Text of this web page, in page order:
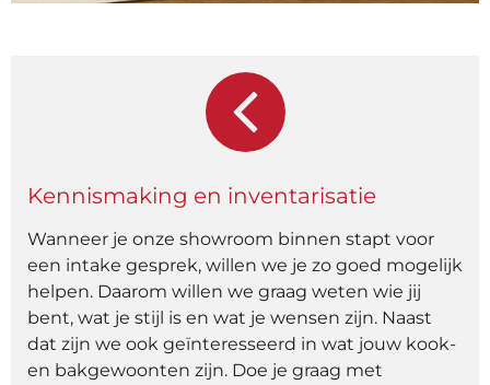
Kennismaking en inventarisatie
Wanneer je onze showroom binnen stapt voor
een intake gesprek, willen we je zo goed mogelijk
helpen. Daarom willen we graag weten wie jij
bent, wat je stijl is en wat je wensen zijn. Naast
dat zijn we ook geïnteresseerd in wat jouw kook-
en bakgewoonten zijn. Doe je graag met